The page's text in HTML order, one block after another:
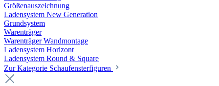
Größenauszeichnung
Ladensystem New Generation
Grundsystem
Warenträger
Warenträger Wandmontage
Ladensystem Horizont
Ladensystem Round & Square
Zur Kategorie Schaufenster­figuren